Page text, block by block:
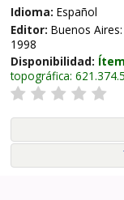
Idioma: Español
Editor: Buenos Aires:
1998
Disponibilidad:
topográfica: